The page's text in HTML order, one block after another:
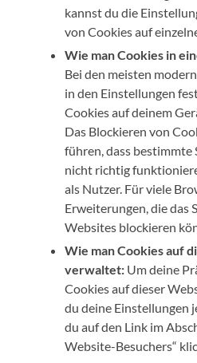
kannst du die
von Cookies auf
Wie man Cookies in
Bei den meisten
in den Einstellungen
Cookies auf deinem
Das Blockieren von
führen, dass bestimmte
nicht richtig
als Nutzer. Für viele
Erweiterungen, die das
Websites blockieren
Wie man Cookies auf
verwaltet: Um deine
Cookies auf dieser
du deine Einstellungen
du auf den Link im
Website-Besuchers“